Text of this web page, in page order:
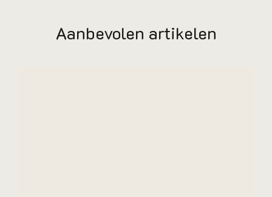
Aanbevolen artikelen